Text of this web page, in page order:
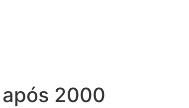
2000